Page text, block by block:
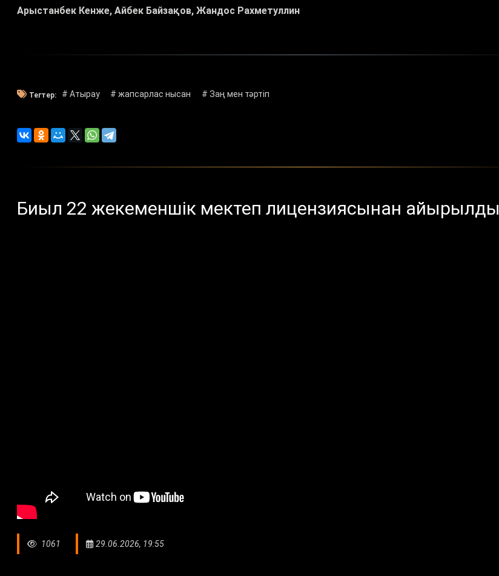
Арыстанбек Кенже, Айбек Байзақов, Жандос Рахметуллин
Тегтер: # Атырау # жапсарлас нысан # Заң мен тәртіп
Биыл 22 жекеменшік мектеп лицензиясынан айырылды
1061 29.06.2026, 19:55